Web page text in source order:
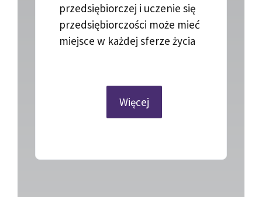
przedsiębiorczej i uczenie się
przedsiębiorczości może mieć
miejsce w każdej sferze życia
Więcej